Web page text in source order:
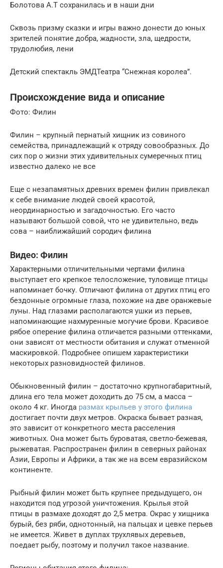
Болотова А.Т сохранилась и в наши дни
Сквозь призму сказки и игры важно донести до юных
зрителей понятие добра, жадности, зла, щедрости,
трудолюбия, лени
Детский спектакль ЭМДТеатра “Снежная королеа”.
Происхождение вида и описание
Фото: Филин
Филин – крупный пернатый хищник из совиного
семейства, принадлежащий к отряду совообразных. До
сих пор о жизни этих удивительных сумеречных птиц
известно далеко не все
Еще с незапамятных древних времен филин привлекал
к себе внимание людей своей красотой,
неординарностью и загадочностью. Его часто
называют большой совой, что не удивительно, ведь
сова – наиближайший сородич филина
Видео: Филин
Характерными отличительными чертами филина
выступает его крепкое телосложение, туловище птицы
напоминает бочку. Отличают филина от других птиц его
бездонные огромные глаза, похожие на две оранжевые
луны. Над глазами располагаются ушки из перьев,
напоминающие нахмуренные могучие брови. Красивое
рябое оперение филина отличается разными оттенками,
они зависят от местности обитания и служат отменной
маскировкой. Подробнее опишем характеристики
некоторых разновидностей филинов.
Обыкновенный филин – достаточно крупногабаритный,
длина его тела может доходить до 75 см, а масса –
около 4 кг. Иногда размах крыльев у этого филина
достигает почти двух метров. Окраска бывает разная,
это зависит от конкретного места расселения
животных. Она может быть буроватая, светло-бежевая,
рыжеватая. Распространен филин в северных районах
Азии, Европы и Африки, а так же на всем евразийском
континенте.
Рыбный филин может быть крупнее предыдущего, он
находится под угрозой уничтожения. Крылья этой
птицы в размахе доходят до 2,5 метра. Окрас у хищника
бурый, без ряби, однотонный, на пальцах и цевке перьев
не имеется. Живет в дуплах трухлявых деревьев,
поедает рыбу, поэтому и получил такое название.